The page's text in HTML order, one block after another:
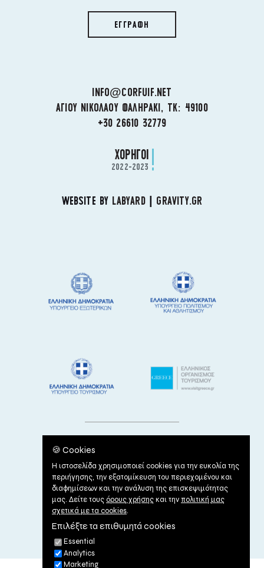
ΕΓΓΡΑΦΗ
INFO@CORFUIF.NET
ΑΓΙΟΥ ΝΙΚΟΛΑΟΥ ΦΑΛΗΡΑΚΙ, ΤΚ: 49100
+30 26610 32779
ΧΟΡΗΓΟΙ
2022-2023
WEBSITE BY LABYARD| GRAVITY.GR
🍪 Cookies
Η ιστοσελίδα χρησιμοποιεί cookies για την ευκολία της
περιήγησης, την εξατομίκευση του περιεχομένου και
διαφημίσεων και την ανάλυση της επισκεψιμότητας
μας. Δείτε τους όρους χρήσηςκαι τηνπολιτική μας
σχετικά με τα cookies.
Επιλέξτε τα επιθυμητά cookies
Essential
Analytics
Marketing